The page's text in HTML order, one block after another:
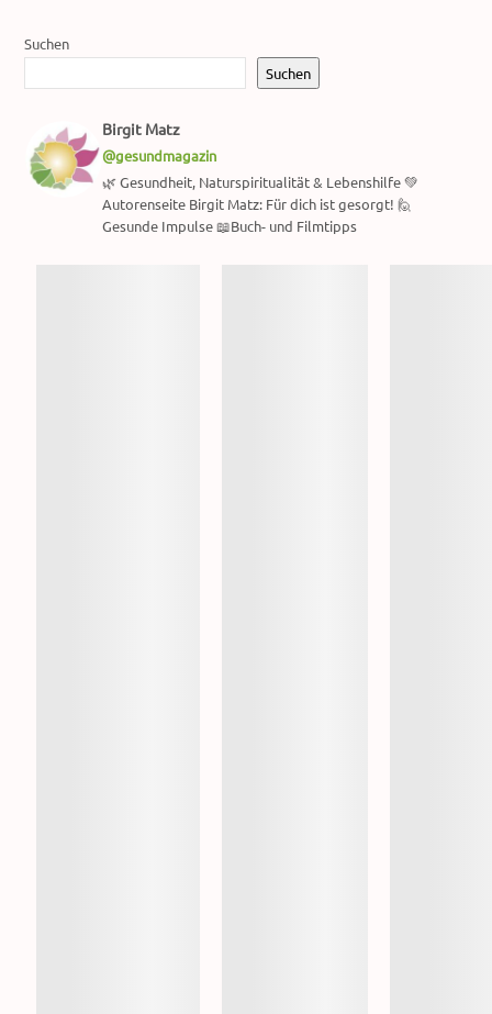
Suchen
Suchen
Birgit Matz
@gesundmagazin
🌿 Gesundheit, Naturspiritualität & Lebenshilfe 💚
Autorenseite Birgit Matz: Für dich ist gesorgt! 🙋
Gesunde Impulse 📖Buch- und Filmtipps